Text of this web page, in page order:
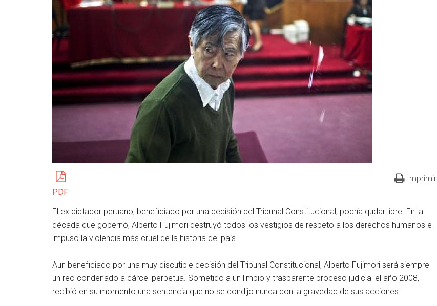
PDF
Imprimir
El ex dictador peruano, beneficiado por una decisión del Tribunal Constitucional, podría qudar libre. En la
década que gobernó, Alberto Fujimori destruyó todos los vestigios de respeto a los derechos humanos e
impuso la violencia más cruel de la historia del país.
Aun beneficiado por una muy discutible decisión del Tribunal Constitucional, Alberto Fujimori será siempre
un reo condenado a cárcel perpetua. Sometido a un limpio y trasparente proceso judicial el año 2008,
recibió en su momento una sentencia que no se condijo nunca con la gravedad de sus acciones.